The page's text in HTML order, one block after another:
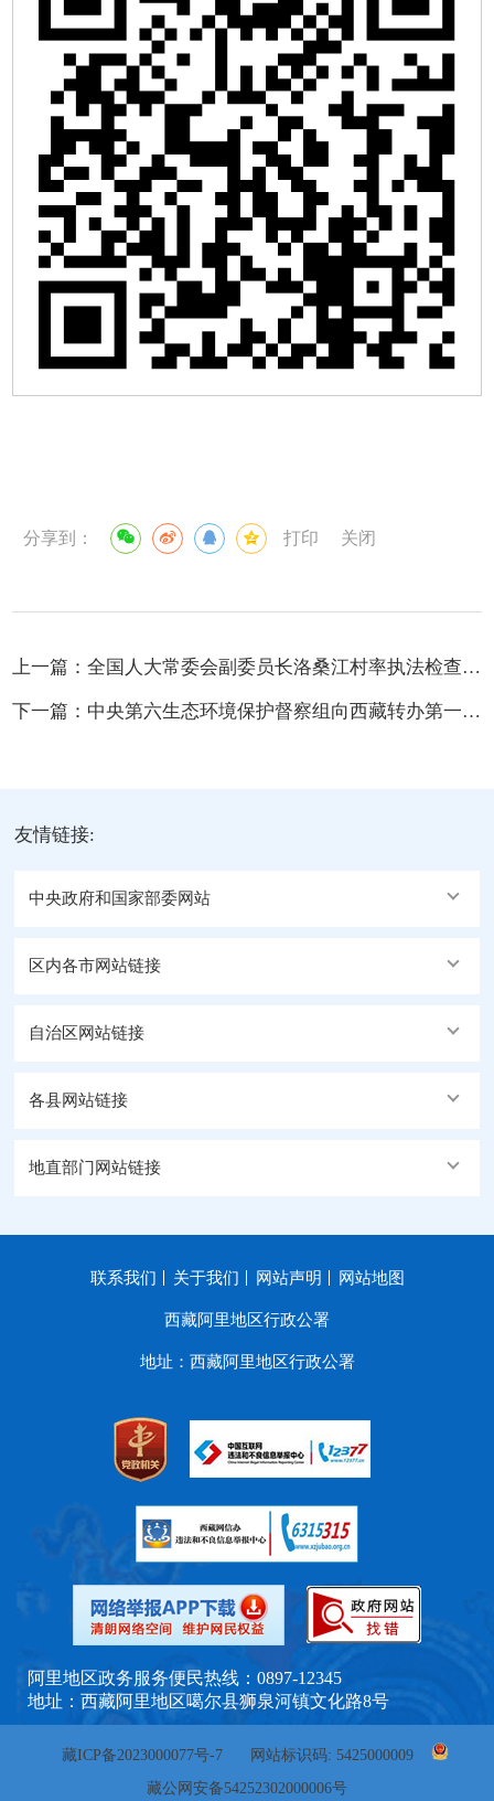
分享到： 打印 关闭
上一篇： 全国人大常委会副委员长洛桑江村率执法检查组在西藏开展青藏高原生态保护法实施情况执法检查
下一篇： 中央第六生态环境保护督察组向西藏转办第一批群众信访举报案件2件
友情链接:
中央政府和国家部委网站
区内各市网站链接
自治区网站链接
各县网站链接
地直部门网站链接
联系我们 关于我们 网站声明 网站地图
西藏阿里地区行政公署
地址：西藏阿里地区行政公署
阿里地区政务服务便民热线：0897-12345
地址：西藏阿里地区噶尔县狮泉河镇文化路8号
藏ICP备2023000077号-7
网站标识码: 5425000009
藏公网安备54252302000006号